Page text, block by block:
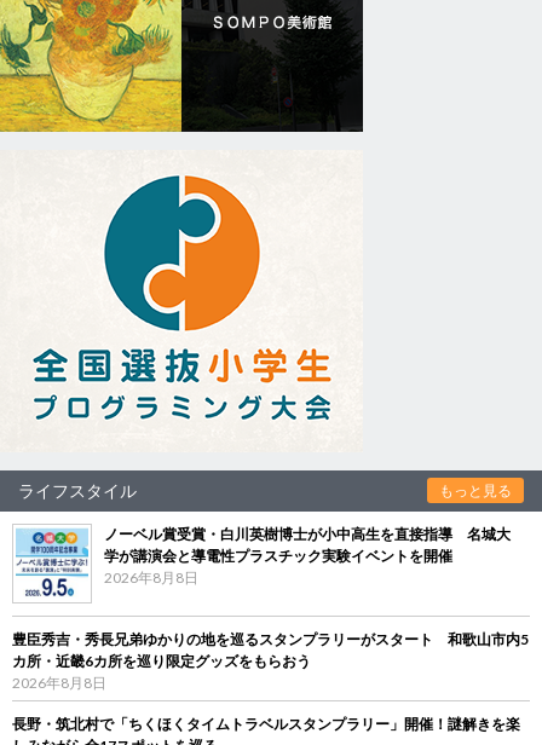
ライフスタイル もっと見る
ノーベル賞受賞・白川英樹博士が小中高生を直接指導 名城大
学が講演会と導電性プラスチック実験イベントを開催
2026年8月8日
豊臣秀吉・秀長兄弟ゆかりの地を巡るスタンプラリーがスタート 和歌山市内5
カ所・近畿6カ所を巡り限定グッズをもらおう
2026年8月8日
長野・筑北村で「ちくほくタイムトラベルスタンプラリー」開催！謎解きを楽